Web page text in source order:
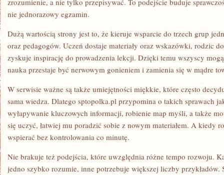
zrozumienie, a nie tylko przepisywać. To podejście buduje
nie jednorazowy egzamin.
Dużą wartością strony jest to, że kieruje wsparcie do trzech grup
oraz pedagogów. Uczeń dostaje materiały oraz wskazówki, rodzic
zyskuje inspirację do prowadzenia lekcji. Dzięki temu wszyscy
nauka przestaje być nerwowym gonieniem i zamienia się w mądre
W serwisie ważne są także umiejętności miękkie, które często
sama wiedza. Dlatego sptopolka.pl przypomina o takich sprawach
wyłapywanie kluczowych informacji, robienie map myśli, a także
się uczyć, łatwiej mu poradzić sobie z nowym materiałem. A kiedy
wspierać bez kontrolowania co minutę.
Nie brakuje też podejścia, które uwzględnia różne tempo rozwoju.
jedno szybko rozumie, inne potrzebuje większej liczby przykładów.